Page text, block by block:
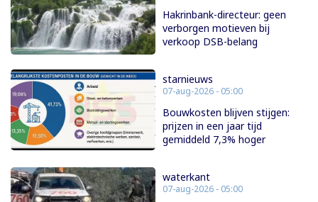
Hakrinbank-directeur: geen
verborgen motieven bij
verkoop DSB-belang
starnieuws
07-aug-2026 - 05:00
Bouwkosten blijven stijgen:
prijzen in een jaar tijd
gemiddeld 7,3% hoger
waterkant
07-aug-2026 - 05:00